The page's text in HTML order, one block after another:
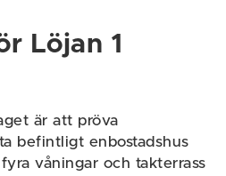
Löjan 1
är att pröva
befintligt enbostadshus
våningar och takterrass